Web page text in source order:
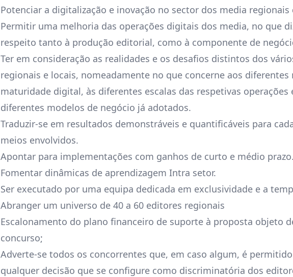
Potenciar a digitalização e inovação no sector dos media regionais
Permitir uma melhoria das operações digitais dos media, no que
respeito tanto à produção editorial, como à componente de
Ter em consideração as realidades e os desafios distintos dos
regionais e locais, nomeadamente no que concerne aos diferentes
maturidade digital, às diferentes escalas das respetivas operações
diferentes modelos de negócio já adotados.
Traduzir-se em resultados demonstráveis e quantificáveis para
meios envolvidos.
Apontar para implementações com ganhos de curto e médio prazo.
Fomentar dinâmicas de aprendizagem Intra setor.
Ser executado por uma equipa dedicada em exclusividade e a
Abranger um universo de 40 a 60 editores regionais
Escalonamento do plano financeiro de suporte à proposta objeto
concurso;
Adverte-se todos os concorrentes que, em caso algum, é permitido
qualquer decisão que se configure como discriminatória dos